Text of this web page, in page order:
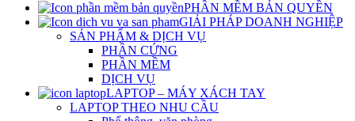
PHẦN MỀM BẢN QUYỀN
GIẢI PHÁP DOANH NGHIỆP
SẢN PHẨM & DỊCH VỤ
PHẦN CỨNG
PHẦN MỀM
DỊCH VỤ
LAPTOP – MÁY XÁCH TAY
LAPTOP THEO NHU CẦU